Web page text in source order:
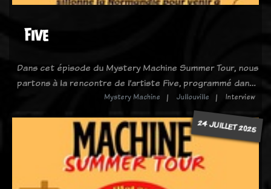
Five
Dans cet épisode du Mystery Machine Summer Tour, nous
partons à la rencontre de l’artiste Five, programmé dan…
Mystery Machine Jullouville Interview
24 JUILLET 2025